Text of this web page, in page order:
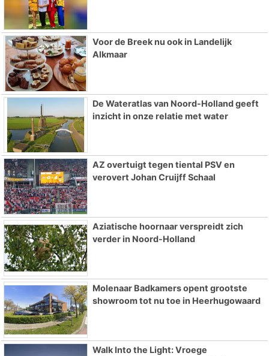
Voor de Breek nu ook in Landelijk
Alkmaar
De Wateratlas van Noord-Holland geeft
inzicht in onze relatie met water
AZ overtuigt tegen tiental PSV en
verovert Johan Cruijff Schaal
Aziatische hoornaar verspreidt zich
verder in Noord-Holland
Molenaar Badkamers opent grootste
showroom tot nu toe in Heerhugowaard
Walk Into the Light: Vroege